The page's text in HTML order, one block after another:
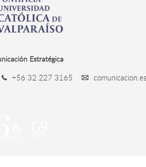
Estratégica
+56 32 227 3165